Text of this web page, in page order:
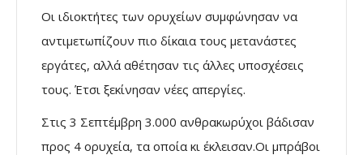
Οι ιδιοκτήτες των ορυχείων συμφώνησαν να
αντιμετωπίζουν πιο δίκαια τους μετανάστες
εργάτες, αλλά αθέτησαν τις άλλες υποσχέσεις
τους. Έτσι ξεκίνησαν νέες απεργίες.
Στις 3 Σεπτέμβρη 3.000 ανθρακωρύχοι βάδισαν
προς 4 ορυχεία, τα οποία κι έκλεισαν.Οι μπράβοι